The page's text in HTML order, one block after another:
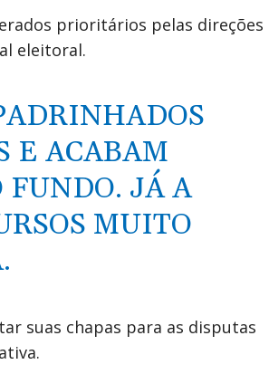
prioritários pelas direções
eleitoral.
E ACABAM
JÁ A
MUITO
suas chapas para as disputas